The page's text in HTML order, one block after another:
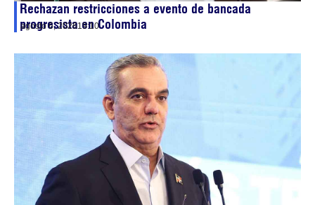
Rechazan restricciones a evento de bancada
progresista en Colombia
agosto 6, 202619:10